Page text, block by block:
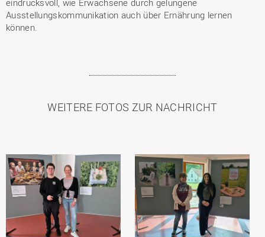
eindrucksvoll, wie Erwachsene durch gelungene
Ausstellungskommunikation auch über Ernährung lernen
können.
WEITERE FOTOS ZUR NACHRICHT